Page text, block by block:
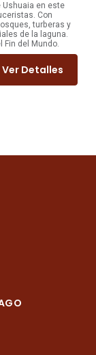
en este
Con
turberas y
de la laguna.
Fin del Mundo.
Ver Detalles